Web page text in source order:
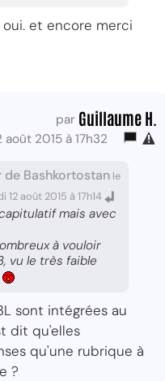
et encore merci
par Guillaume H.
2015 à 17h32
de Bashkortostan le
12 août 2015 à 17h14
mais avec
à vouloir
vu le très faible
sont intégrées au
dit qu'elles
qu'une rubrique à
?